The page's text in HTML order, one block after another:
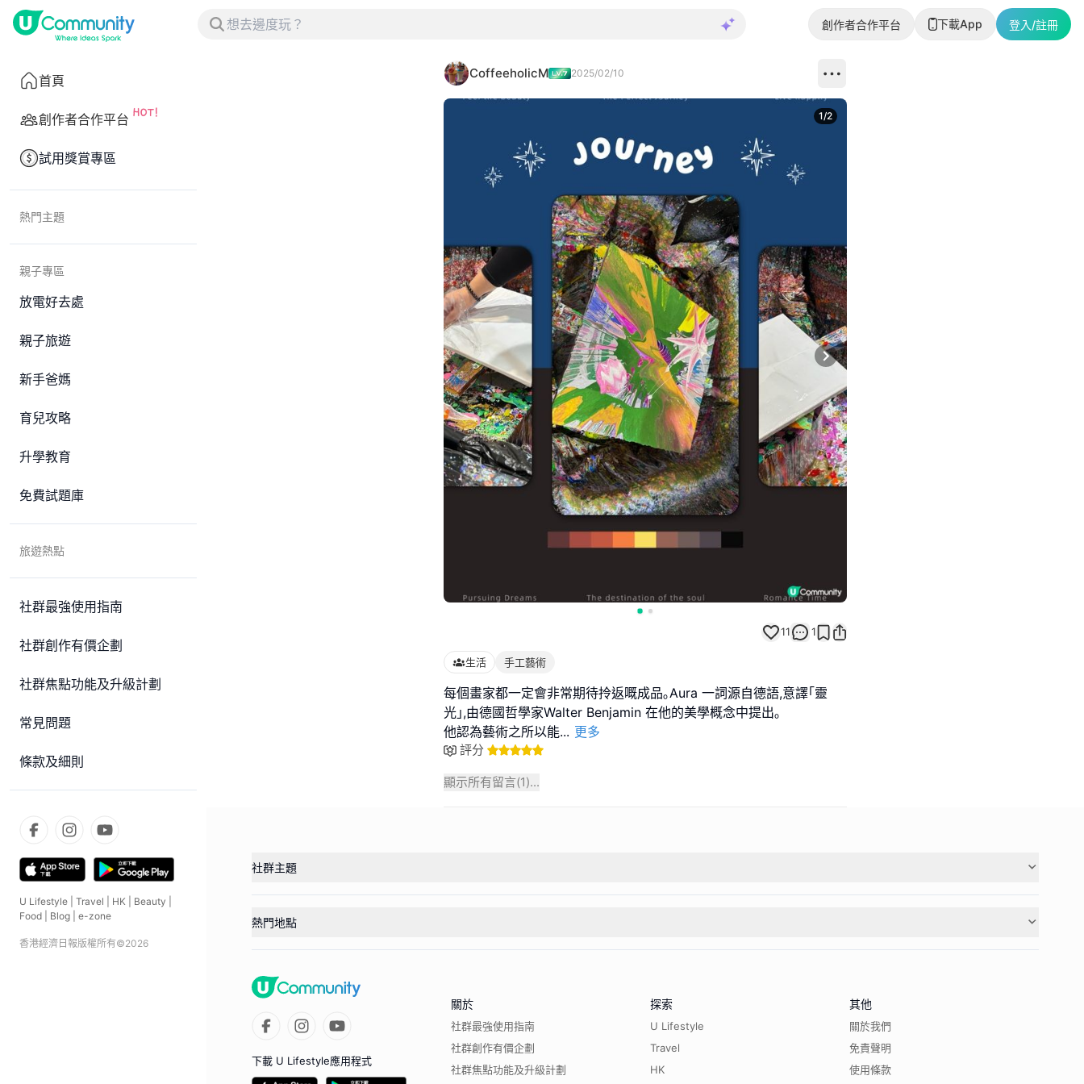
創作者合作平台 下載App 登入/註冊
首頁
創作者合作平台
試用獎賞專區
熱門主題
親子專區
放電好去處
親子旅遊
新手爸媽
育兒攻略
升學教育
免費試題庫
旅遊熱點
社群最強使用指南
社群創作有價企劃
社群焦點功能及升級計劃
常見問題
條款及細則
U Lifestyle Travel HK Beauty
Food
Blog e-zone
香港經濟日報版權所有©2026
CoffeeholicM 2025/02/10
Next slide
1/2
11 1
生活 手工藝術
每個畫家都一定會非常期待拎返嘅成品｡Aura 一詞源自德語,意譯｢靈
光｣,由德國哲學家Walter Benjamin 在他的美學概念中提出｡
他認為藝術之所以能... 更多
評分
顯示所有留言(1)...
社群主題
熱門地點
下載 U Lifestyle應用程式
關於
社群最強使用指南
社群創作有價企劃
社群焦點功能及升級計劃
探索
U Lifestyle
Travel
HK
其他
關於我們
免責聲明
使用條款